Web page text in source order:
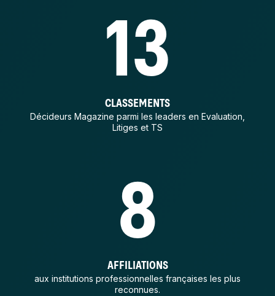
13
CLASSEMENTS
Décideurs Magazine parmi les leaders en Evaluation,
Litiges et TS
8
AFFILIATIONS
aux institutions professionnelles françaises les plus
reconnues.